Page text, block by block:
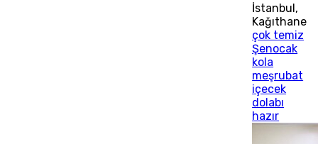
İstanbul,
Kağıthane
çok temiz
Şenocak
kola
meşrubat
içecek
dolabı
hazır